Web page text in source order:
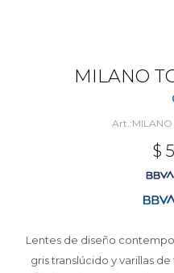
MILANO
$
Lentes de diseño
gris translúcido y varillas